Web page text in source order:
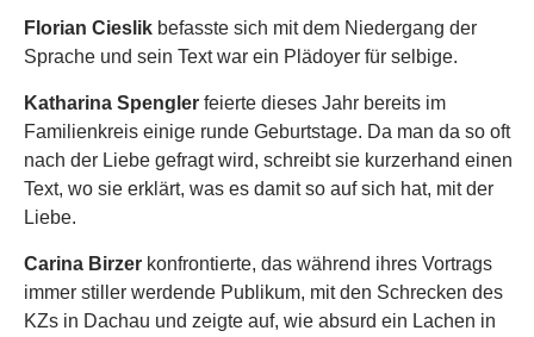
Florian Cieslik befasste sich mit dem Niedergang der
Sprache und sein Text war ein Plädoyer für selbige.
Katharina Spengler feierte dieses Jahr bereits im
Familienkreis einige runde Geburtstage. Da man da so oft
nach der Liebe gefragt wird, schreibt sie kurzerhand einen
Text, wo sie erklärt, was es damit so auf sich hat, mit der
Liebe.
Carina Birzer konfrontierte, das während ihres Vortrags
immer stiller werdende Publikum, mit den Schrecken des
KZs in Dachau und zeigte auf, wie absurd ein Lachen in